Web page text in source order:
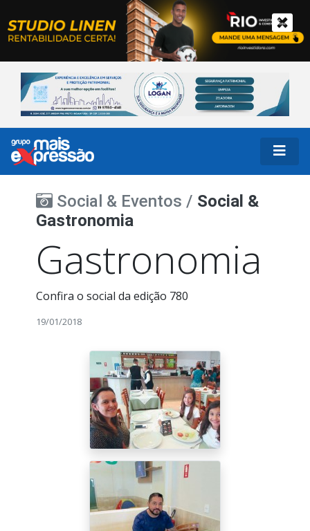
Social & Eventos / Social &
Gastronomia
Gastronomia
Confira o social da edição 780
19/01/2018